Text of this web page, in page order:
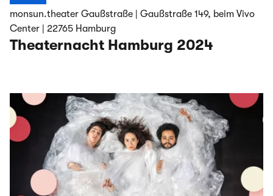
monsun.theater Gaußstraße | Gaußstraße 149, beim Vivo
Center | 22765 Hamburg
Theaternacht Hamburg 2024